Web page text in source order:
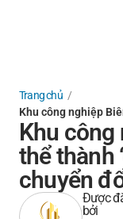
Trang chủ /
Khu công nghiệp
Khu công
thể thành
chuyển
Được
bởi